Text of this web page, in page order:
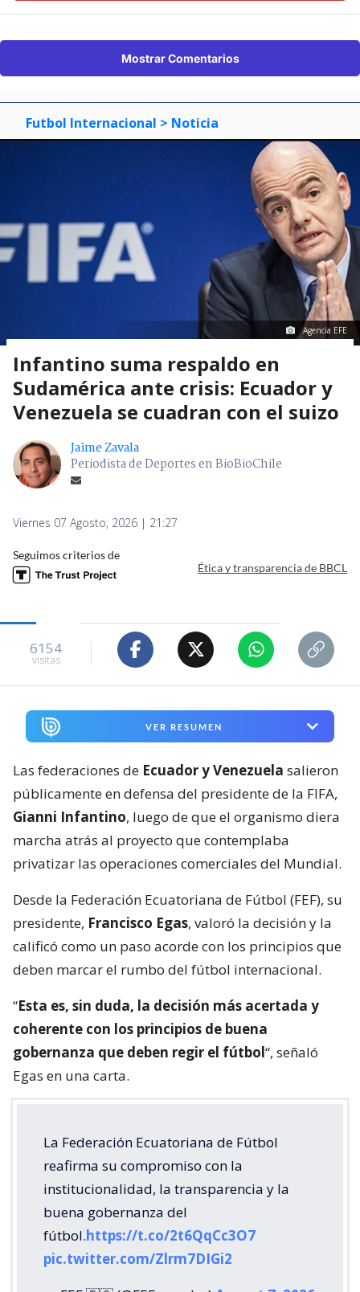
Mostrar Comentarios
Futbol Internacional > Noticia
Agencia EFE
Infantino suma respaldo en
Sudamérica ante crisis: Ecuador y
Venezuela se cuadran con el suizo
Jaime Zavala
Periodista de Deportes en BioBioChile
Viernes 07 Agosto, 2026 | 21:27
Seguimos criterios de
Ética y transparencia de BBCL
6154
visitas
VER RESUMEN
Las federaciones de Ecuador y Venezuela salieron
públicamente en defensa del presidente de la FIFA,
Gianni Infantino, luego de que el organismo diera
marcha atrás al proyecto que contemplaba
privatizar las operaciones comerciales del Mundial.
Desde la Federación Ecuatoriana de Fútbol (FEF), su
presidente, Francisco Egas, valoró la decisión y la
calificó como un paso acorde con los principios que
deben marcar el rumbo del fútbol internacional.
“Esta es, sin duda, la decisión más acertada y
coherente con los principios de buena
gobernanza que deben regir el fútbol“, señaló
Egas en una carta.
La Federación Ecuatoriana de Fútbol
reafirma su compromiso con la
institucionalidad, la transparencia y la
buena gobernanza del
fútbol.https://t.co/2t6QqCc3O7
pic.twitter.com/Zlrm7DIGi2